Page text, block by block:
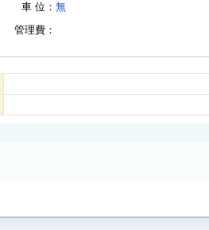
車 位： 無
管理費：